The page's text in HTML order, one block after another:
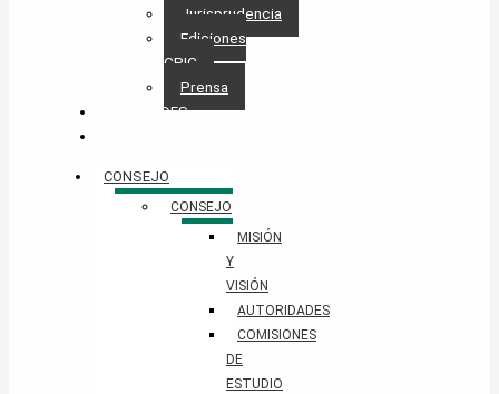
Jurisprudencia
Ediciones
CPIC
Prensa
NOVEDADES
CONSEJO
CONSEJO
MISIÓN
Y
VISIÓN
AUTORIDADES
COMISIONES
DE
ESTUDIO